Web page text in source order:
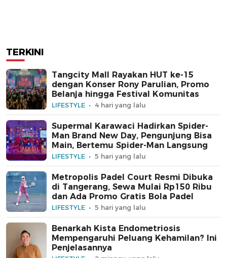
TERKINI
Tangcity Mall Rayakan HUT ke-15
dengan Konser Rony Parulian, Promo
Belanja hingga Festival Komunitas
LIFESTYLE 4 hari yang lalu
Supermal Karawaci Hadirkan Spider-
Man Brand New Day, Pengunjung Bisa
Main, Bertemu Spider-Man Langsung
LIFESTYLE 5 hari yang lalu
Metropolis Padel Court Resmi Dibuka
di Tangerang, Sewa Mulai Rp150 Ribu
dan Ada Promo Gratis Bola Padel
LIFESTYLE 5 hari yang lalu
Benarkah Kista Endometriosis
Mempengaruhi Peluang Kehamilan? Ini
Penjelasannya